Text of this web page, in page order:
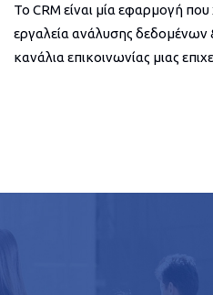
Το CRM είναι μία εφαρμογή
εργαλεία ανάλυσης
κανάλια επικοινωνίας μιας